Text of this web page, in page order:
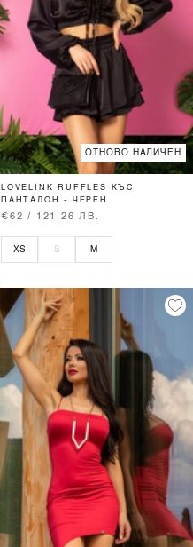
ОТНОВО НАЛИЧЕН
LOVELINK RUFFLES КЪС
ПАНТАЛОН - ЧЕРЕН
€62 / 121.26 ЛВ.
XS S M